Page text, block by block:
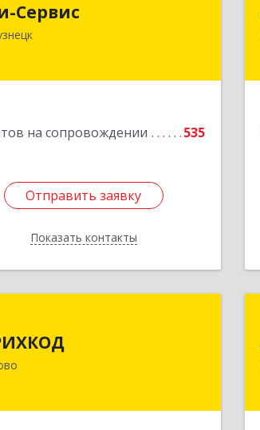
Сервис
на сопровождении 535
Отправить заявку
Показать контакты
654005, Кемеровская область -
обл, Новокузнецк г, Пирогова
Отправить заявку
Назад
650043, Кемеровская область -